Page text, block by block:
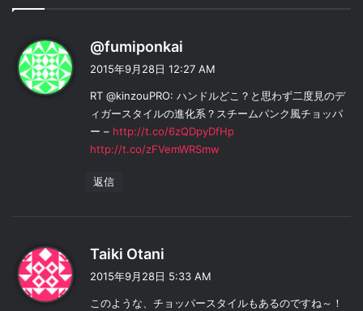
@fumiponkai
り
2015年9月28日 12:27 AM
RT @kinzouPRO: ハンドルどこ？と思わず二度見のデ
ィガースタイルの進化系？スチームパンク風チョッパ
ー – http://t.co/6zQDpyDfHp
http://t.co/zFVemWRSmw
返信
Taiki Otani
り
2015年9月28日 5:33 AM
このような、チョッパースタイルもあるのですね～！